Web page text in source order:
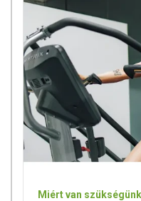
Miért van